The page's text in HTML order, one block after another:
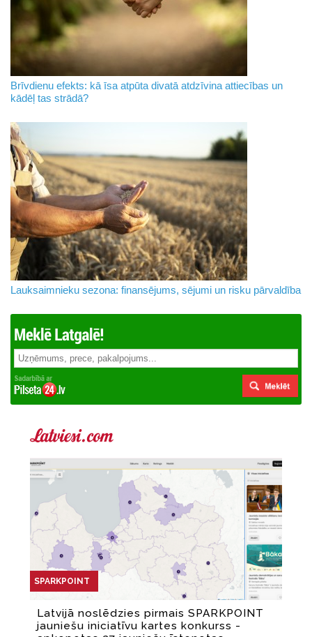
Brīvdienu efekts: kā īsa atpūta divatā atdzīvina attiecības un
kādēļ tas strādā?
Lauksaimnieku sezona: finansējums, sējumi un risku pārvaldība